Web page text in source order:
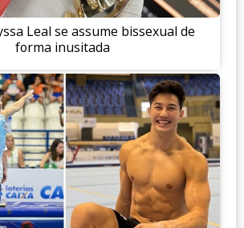
Leal se assume bissexual de
forma inusitada